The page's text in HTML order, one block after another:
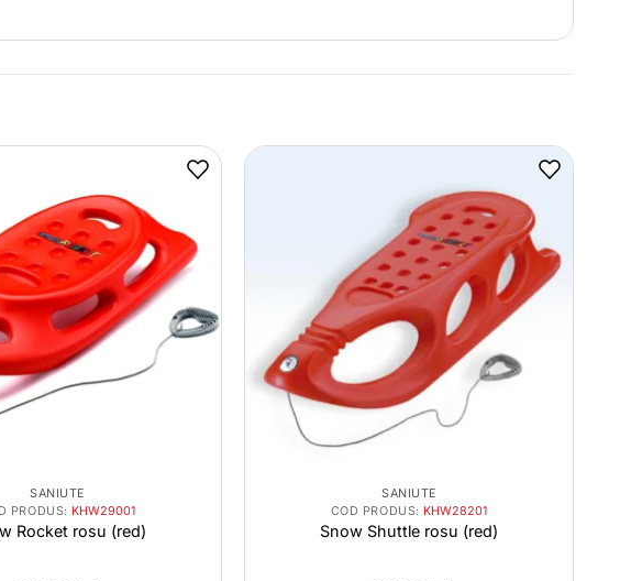
SANIUTE
PRODUS: KHW29001
Rocket rosu (red)
SANIUTE
COD PRODUS: KHW28201
Snow Shuttle rosu (red)